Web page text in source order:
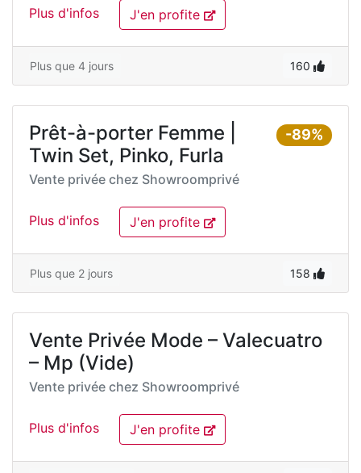
Plus d'infos J'en profite
Plus que 4 jours 160
-89%
Prêt-à-porter Femme |
Twin Set, Pinko, Furla
Vente privée chez Showroomprivé
Plus d'infos J'en profite
Plus que 2 jours 158
Vente Privée Mode – Valecuatro
– Mp (Vide)
Vente privée chez Showroomprivé
Plus d'infos J'en profite